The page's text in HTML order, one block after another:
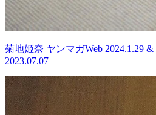
菊地姬奈 ヤンマガWeb 2024.1.29
2023.07.07